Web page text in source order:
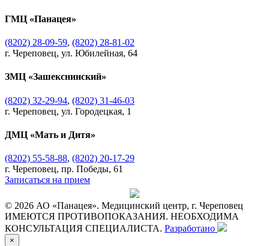
ГМЦ «Панацея»
(8202) 28-09-59, (8202) 28-81-02
г. Череповец, ул. Юбилейная, 64
ЗМЦ «Зашекснинский»
(8202) 32-29-94, (8202) 31-46-03
г. Череповец, ул. Городецкая, 1
ДМЦ «Мать и Дитя»
(8202) 55-58-88, (8202) 20-17-29
г. Череповец, пр. Победы, 61
Записаться на прием
© 2026 АО «Панацея». Медицинский центр, г. Череповец
ИМЕЮТСЯ ПРОТИВОПОКАЗАНИЯ. НЕОБХОДИМА
КОНСУЛЬТАЦИЯ СПЕЦИАЛИСТА. Разработано
×